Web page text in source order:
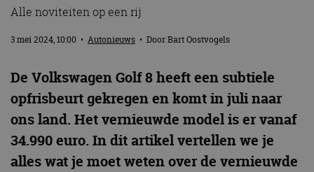
Alle noviteiten op een rij
3 mei 2024, 10:00 • Autonieuws • DoorBart Oostvogels
De Volkswagen Golf 8 heeft een subtiele
opfrisbeurt gekregen en komt in juli naar
ons land. Het vernieuwde model is er vanaf
34.990 euro. In dit artikel vertellen we je
alles wat je moet weten over de vernieuwde